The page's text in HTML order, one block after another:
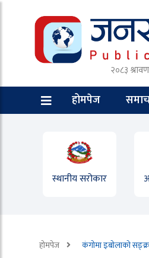
२०८३
होमपेज
स्थानीय सरोकार
होमपेज कंगोमा इबोलाको